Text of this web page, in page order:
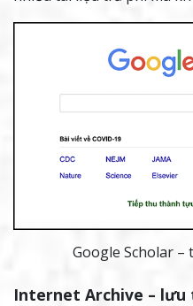
Google Scholar
Internet Archive – lưu